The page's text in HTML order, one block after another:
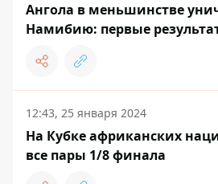
Ангола в меньшинстве
Намибию: первые
12:43, 25 января 2024
На Кубке африканских
все пары 1/8 финала